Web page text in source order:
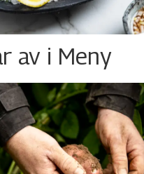
av i Meny